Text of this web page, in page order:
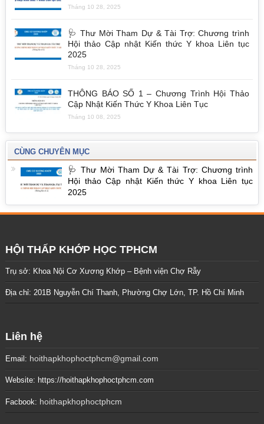
Tháng 10 28, 2025
🩺 Thư Mời Tham Dự & Tài Trợ: Chương trình
Hội thảo Cập nhật Kiến thức Y khoa Liên tục
2025
Tháng 10 28, 2025
THÔNG BÁO SỐ 1 – Chương Trình Hội Thảo
Cập Nhật Kiến Thức Y Khoa Liên Tục
Tháng 10 08, 2025
CÙNG CHUYÊN MỤC
🩺 Thư Mời Tham Dự & Tài Trợ: Chương trình
Hội thảo Cập nhật Kiến thức Y khoa Liên tục
2025
HỘI THẤP KHỚP HỌC TPHCM
Trụ sở: Khoa Nội Cơ Xương Khớp – Bệnh viện Chợ Rẫy
Địa chỉ: 201B Nguyễn Chí Thanh, Phường Chợ Lớn, TP. Hồ Chí Minh
Liên hệ
Email: hoithapkhophoctphcm@gmail.com
Website: https://hoithapkhophoctphcm.com
Facbook: hoithapkhophoctphcm